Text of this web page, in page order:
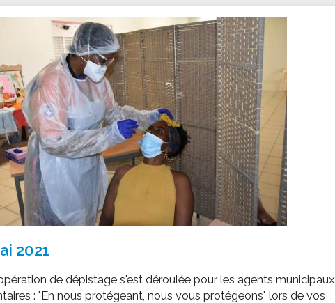
Offres d'emploi
SOCIAL-SOLIDARITÉ
Le Centre Communal d'Action Social
Les aides sociales
Logement
Antenne Municipale de Développement et de
Cohésion Sociale
Epicerie sociale et solidaire "Rayon de Soleil"
Bornes de collecte de l'ACISE
et le lycée
local des jeunes
scolaire
maternelles et primaire
de loisirs - ALSH
famille
ENFANCE
maternelles
Les activités
2021
de dépistage s'est déroulée pour les agents municipaux
: "En nous protégeant, nous vous protégeons" lors de vos